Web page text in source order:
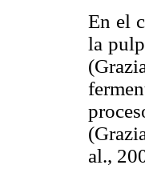
En el
la
al.,